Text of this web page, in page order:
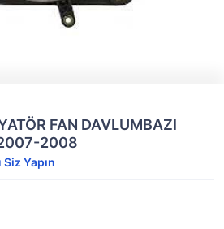
FAN DAVLUMBAZI
2008
Yapın